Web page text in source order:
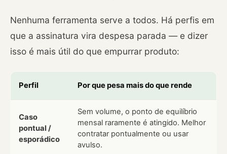
Nenhuma ferramenta serve a todos. Há perfis em
que a assinatura vira despesa parada — e dizer
isso é mais útil do que empurrar produto:
Perfil Por que pesa mais do que rende
Caso
pontual /
esporádico
Sem volume, o ponto de equilíbrio
mensal raramente é atingido. Melhor
contratar pontualmente ou usar
avulso.